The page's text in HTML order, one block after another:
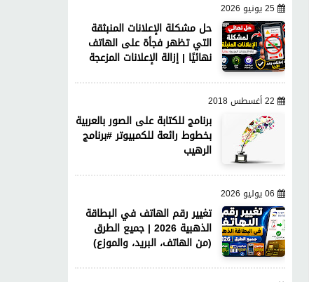
25 يونيو 2026
حل مشكلة الإعلانات المنبثقة
التي تظهر فجأة على الهاتف
نهائيًا | إزالة الإعلانات المزعجة
22 أغسطس 2018
برنامج للكتابة على الصور بالعربية
بخطوط رائعة للكمبيوتر #برنامج
الرهيب
06 يوليو 2026
تغيير رقم الهاتف في البطاقة
الذهبية 2026 | جميع الطرق
(من الهاتف، البريد، والموزع)